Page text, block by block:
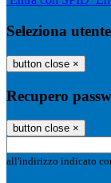
Seleziona utente
button close ×
Recupero
button close ×
all'indirizzo indicato